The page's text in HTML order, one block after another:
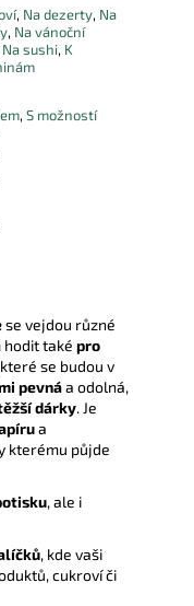
se vejdou různé
hodit také pro
které se budou v
pevnáa odolná,
dárky. Je
a
kterému půjde
, ale i
, kde vaši
cukroví či
, Na dezerty, Na
, Na vánoční
Na sushi, K
, S možností